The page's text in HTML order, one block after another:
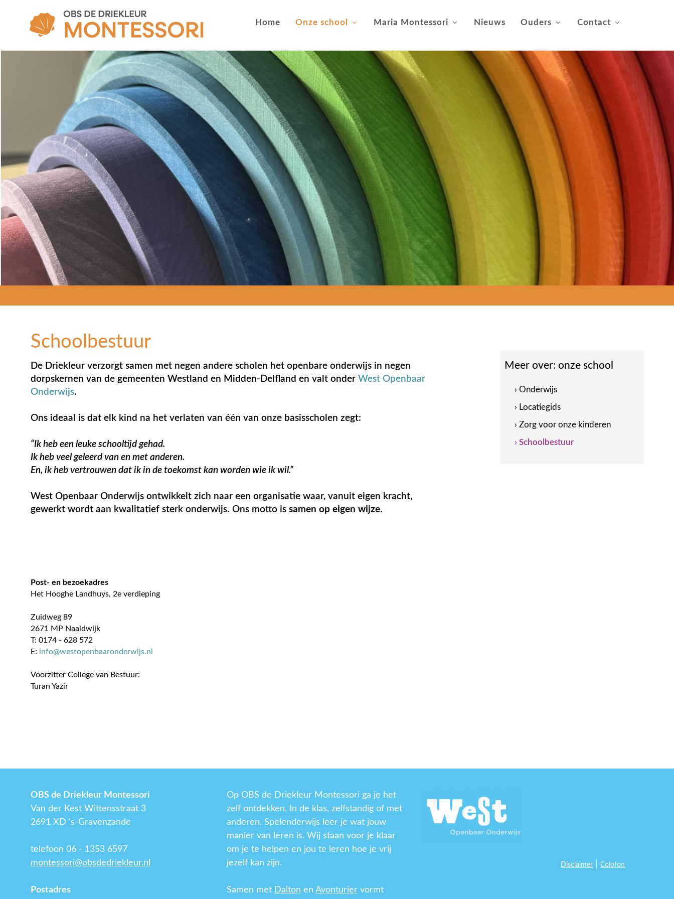
Home Onze school Maria Montessori Nieuws Ouders Contact
Schoolbestuur
De Driekleur verzorgt samen met negen andere scholen het openbare onderwijs in negen
dorpskernen van de gemeenten Westland en Midden-Delfland en valt onder West Openbaar
Onderwijs.
Ons ideaal is dat elk kind na het verlaten van één van onze basisscholen zegt:
“Ik heb een leuke schooltijd gehad.
Ik heb veel geleerd van en met anderen.
En, ik heb vertrouwen dat ik in de toekomst kan worden wie ik wil.”
West Openbaar Onderwijs ontwikkelt zich naar een organisatie waar, vanuit eigen kracht,
gewerkt wordt aan kwalitatief sterk onderwijs. Ons motto is samen op eigen wijze.
Post- en bezoekadres
Het Hooghe Landhuys, 2e verdieping
Zuidweg 89
2671 MP Naaldwijk
T: 0174 - 628 572
E: info@westopenbaaronderwijs.nl
Voorzitter College van Bestuur:
Turan Yazir
Meer over: onze school
› Onderwijs
› Locatiegids
› Zorg voor onze kinderen
› Schoolbestuur
OBS de Driekleur Montessori
Van der Kest Wittensstraat 3
2691 XD 's-Gravenzande
telefoon 06 - 1353 6597
montessori@obsdedriekleur.nl
Postadres
Op OBS de Driekleur Montessori ga je het
zelf ontdekken. In de klas, zelfstandig of met
anderen. Spelenderwijs leer je wat jouw
manier van leren is. Wij staan voor je klaar
om je te helpen en jou te leren hoe je vrij
jezelf kan zijn.
Samen met Dalton enAvonturier vormt
Disclaimer |Colofon